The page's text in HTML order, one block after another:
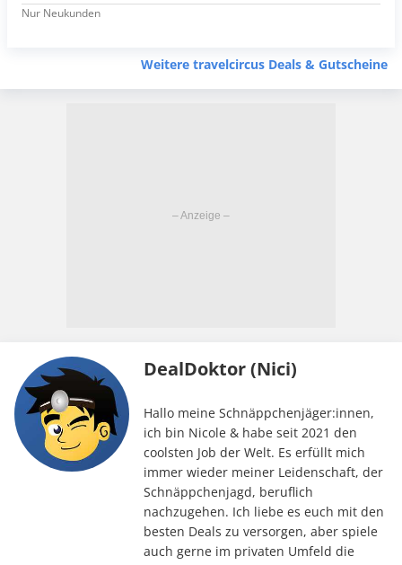
Nur Neukunden
Weitere travelcircus Deals & Gutscheine
DealDoktor (Nici)
Hallo meine Schnäppchenjäger:innen,
ich bin Nicole & habe seit 2021 den
coolsten Job der Welt. Es erfüllt mich
immer wieder meiner Leidenschaft, der
Schnäppchenjagd, beruflich
nachzugehen. Ich liebe es euch mit den
besten Deals zu versorgen, aber spiele
auch gerne im privaten Umfeld die